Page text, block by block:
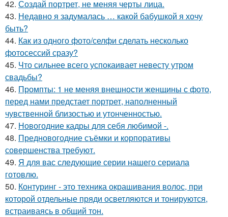
42. Создай портрет, не меняя черты лица.
43. Недавно я задумалась … какой бабушкой я хочу
быть?
44. Как из одного фото/селфи сделать несколько
фотосессий сразу?
45. Что сильнее всего успокаивает невесту утром
свадьбы?
46. Промпты: 1 не меняя внешности женщины с фото,
перед нами предстает портрет, наполненный
чувственной близостью и утонченностью.
47. Новогодние кадры для себя любимой -.
48. Предновогодние съёмки и корпоративы
совершенства требуют.
49. Я для вас следующие серии нашего сериала
готовлю.
50. Контуринг - это техника окрашивания волос, при
которой отдельные пряди осветляются и тонируются,
встраиваясь в общий тон.